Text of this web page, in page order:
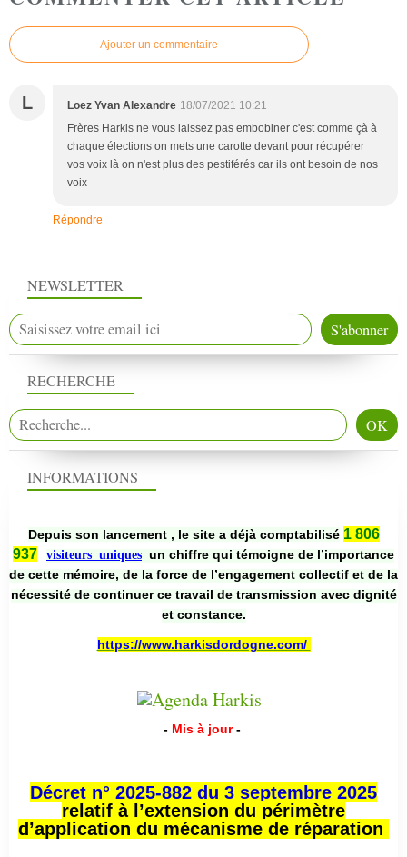
Ajouter un commentaire
L Loez Yvan Alexandre 18/07/2021 10:21
Frères Harkis ne vous laissez pas embobiner c'est comme çà à
chaque élections on mets une carotte devant pour récupérer
vos voix là on n'est plus des pestiférés car ils ont besoin de nos
voix
Répondre
NEWSLETTER
RECHERCHE
INFORMATIONS
Depuis son lancement , le site a déjà comptabilisé 1 806
937
visiteurs uniques un chiffre qui témoigne de l’importance
de cette mémoire, de la force de l’engagement collectif et de la
nécessité de continuer ce travail de transmission avec dignité
et constance.
https://www.harkisdordogne.com/
- Mis à jour -
Décret n° 2025-882 du 3 septembre 2025
relatif à l’extension du périmètre
d’application du mécanisme de réparation